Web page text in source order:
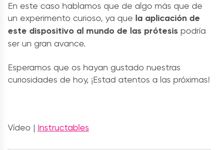
En este caso hablamos que de algo más que de
un experimento curioso, ya que la aplicación de
este dispositivo al mundo de las prótesis podría
ser un gran avance.
Esperamos que os hayan gustado nuestras
curiosidades de hoy, ¡Estad atentos a las próximas!
Vídeo | Instructables